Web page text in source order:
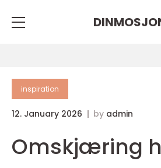
inspiration
12. January 2026 by admin
Omskjæring